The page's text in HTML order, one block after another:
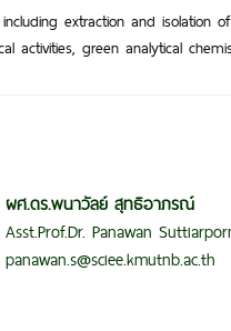
extraction and isolation
activities, green analytical
ผศ.ดร.พนาวัลย์ สุทธิอาภรณ์
Asst.Prof.Dr. Panawan
panawan.s@sciee.kmutnb.ac.th